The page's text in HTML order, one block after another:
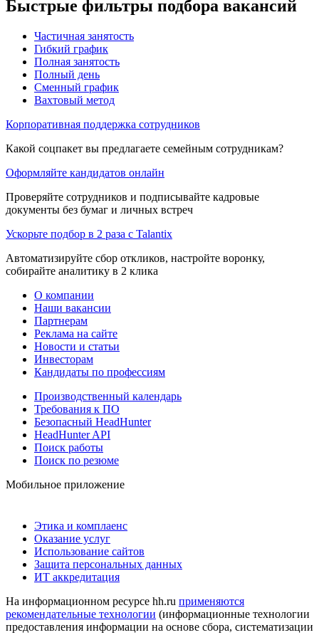
Быстрые фильтры подбора вакансий
Частичная занятость
Гибкий график
Полная занятость
Полный день
Сменный график
Вахтовый метод
Корпоративная поддержка сотрудников
Какой соцпакет вы предлагаете семейным сотрудникам?
Оформляйте кандидатов онлайн
Проверяйте сотрудников и подписывайте кадровые
документы без бумаг и личных встреч
Ускорьте подбор в 2 раза с Talantix
Автоматизируйте сбор откликов, настройте воронку,
собирайте аналитику в 2 клика
О компании
Наши вакансии
Партнерам
Реклама на сайте
Новости и статьи
Инвесторам
Кандидаты по профессиям
Производственный календарь
Требования к ПО
Безопасный HeadHunter
HeadHunter API
Поиск работы
Поиск по резюме
Мобильное приложение
Этика и комплаенс
Оказание услуг
Использование сайтов
Защита персональных данных
ИТ аккредитация
На информационном ресурсе hh.ru применяются
рекомендательные технологии (информационные технологии
предоставления информации на основе сбора, систематизации